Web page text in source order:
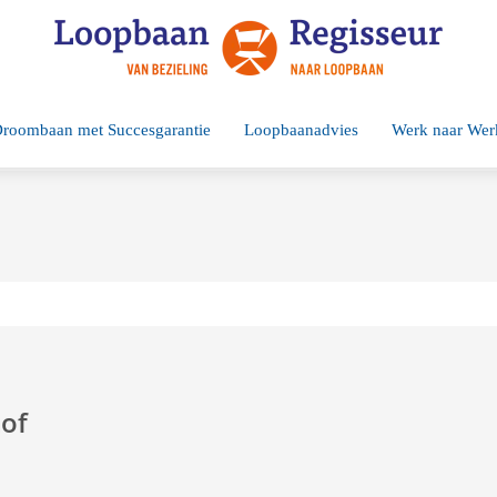
met Succesgarantie Loopbaanadvies Werk naar